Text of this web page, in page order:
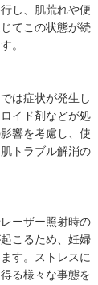
し、肌荒れや便
てこの状態が続
。
は症状が発生し
イド剤などが処
響を考慮し、使
トラブル解消の
ーザー照射時の
こるため、妊婦
す。ストレスに
る様々な事態を